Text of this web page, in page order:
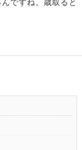
ですね。歳取ると